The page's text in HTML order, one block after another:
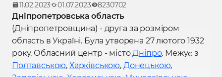
11.02.2023 01.07.2023 8230702
Дніпропетровська область
(Дніпропетровщина) - друга за розміром
область в Україні. Була утворена 27 лютого 1932
року. Обласний центр - містоДніпро. Межує з
Полтавською, Харківською, Донецькою,